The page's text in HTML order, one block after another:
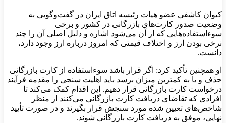
کیوان کاشفی عضو هیات رئیسه اتاق ایران در گفت‌وگویی به
وضعیت صدور کارت‌های بازرگانی در کشور و برخی
سوءاستفاده‌هایی که از آن می‌شود اشاره و دلیل اصلی آن را چند
نرخی بودن ارز و اختلاف قیمتی که امروز درباره ارز وجود دارد،
دانست.
او همچنین تأکید کرد: اگر قرار باشد سوءاستفاده از کارت بازرگانی
حذف و یا به کمترین میزان برسد باید اهلیت سنجی را مقدمه فرآیند
درخواست کارت بازرگانی قرار دهیم. این اقدام کمک می‌کند تا
افرادی که تقاضای دریافت کارت بازرگانی می‌کنند از منظر
شاخص‌های تعیین شده مورد سنجش قرار بگیرند و در صورت تأیید
نهایی، موفق به دریافت کارت بازرگانی شوند.